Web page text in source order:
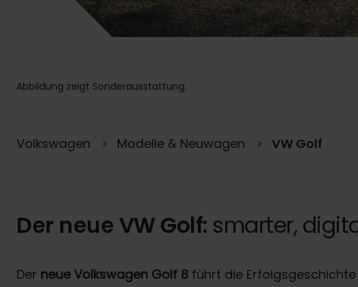
Abbildung zeigt Sonderausstattung.
Volkswagen Modelle & Neuwagen VW Golf
Der neue VW Golf: smarter,
Der neue Volkswagen Golf 8 führt die